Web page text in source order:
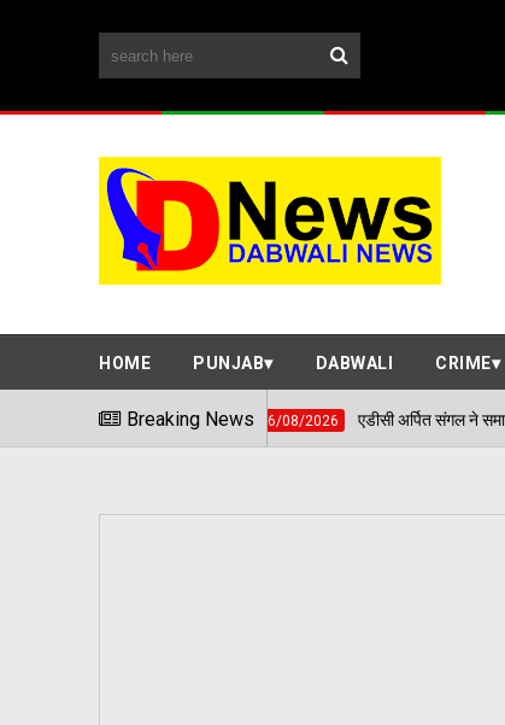
HOME PUNJAB DABWALI CRIME
Breaking News
06/08/2026 एडीसी अर्पित संगल ने समाधान शिविर में सुनी